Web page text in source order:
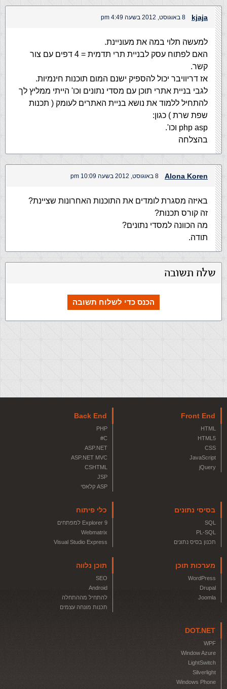
kjaja 8 באוגוסט, 2012 בשעה 4:49 pm
למעשה תלוי במה את מעוניינת.
האם לפתוח עסק לבניית תרי תדמית = 4 דפים עם צור
קשר.
אז דריוויבר יכול להספיק ישנם המום תוכנות חינמיות.
לגבי בניית אתרי תוכן עם מסדי נתונים וכו' הייתי ממליץ לך
להתחיל ללמוד את נושא בניית האתרים לעומק ( תכנות
שפת שרת ) כגון:
php asp וכו'.
בהצלחה
Alona Koren 8 באוגוסט, 2012 בשעה 10:09 pm
באיזה מסגרת לומדים את התוכנות האחרונות שציינת?
זה קורס תכנות?
מה הכוונה למסדי נתונים?
תודה.
שלח תשובה
הכנס כדי לשלוח תשובה
Front End
HTML
HTML5
CSS
JavaScript
jQuery
Back End
PHP
C#
ASP.NET
ASP.NET MVC
CSHTML
JSP
ASP קלאסי
בסיסי נתונים
SQL
PL-SQL
תכנון בסיס נתונים
כלי פיתוח
Explorer 9 למפתחים
Webmatrix
Visual Studio Express
מערכות תוכן
WordPress
Drupal
Joomla
תוכן נלווה
SEO
Android
להתחיל מההתחלה
תכנות מונחה עצמים
DOT.NET
WPF
Window Azure
LightSwitch
Silverlight
Windows Phone